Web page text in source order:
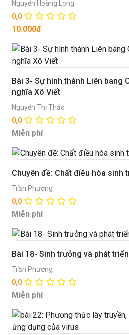
Nguyễn Hoàng Long
0,0
10.000đ
Bài 3- Sự hình thành Liên bang
nghĩa Xô Viết
Nguyễn Thị Thảo
0,0
Miễn phí
Chuyên đề: Chất điều hòa sinh
Trần Phương
0,0
Miễn phí
Bài 18- Sinh trưởng và phát
Trần Phương
0,0
Miễn phí